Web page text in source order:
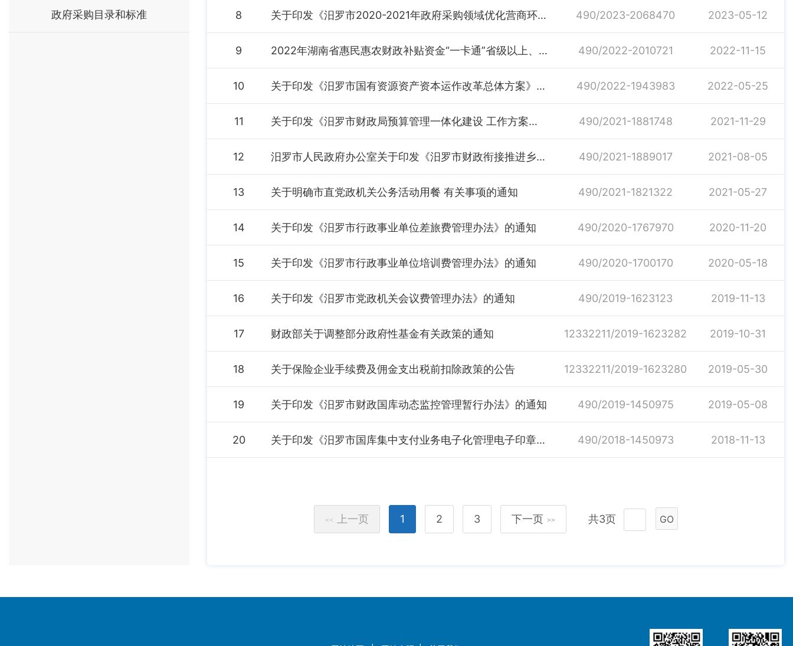
政府采购目录和标准 8 关于印发《汨罗市2020-2021年政府采购领域优化营商环境暨财经秩序专项检查工作方案》的通知 490/2023-2068470 2023-05-12
9 2022年湖南省惠民惠农财政补贴资金“一卡通”省级以上、市州及县市区补贴政策清单 490/2022-2010721 2022-11-15
10 关于印发《汨罗市国有资源资产资本运作改革总体方案》的通知 490/2022-1943983 2022-05-25
11 关于印发《汨罗市财政局预算管理一体化建设 工作方案》的通知 490/2021-1881748 2021-11-29
12 汨罗市人民政府办公室关于印发《汨罗市财政衔接推进乡村振兴补助资金管理实施细则》的通知 490/2021-1889017 2021-08-05
13 关于明确市直党政机关公务活动用餐 有关事项的通知 490/2021-1821322 2021-05-27
14 关于印发《汨罗市行政事业单位差旅费管理办法》的通知 490/2020-1767970 2020-11-20
15 关于印发《汨罗市行政事业单位培训费管理办法》的通知 490/2020-1700170 2020-05-18
16 关于印发《汨罗市党政机关会议费管理办法》的通知 490/2019-1623123 2019-11-13
17 财政部关于调整部分政府性基金有关政策的通知 12332211/2019-1623282 2019-10-31
18 关于保险企业手续费及佣金支出税前扣除政策的公告 12332211/2019-1623280 2019-05-30
19 关于印发《汨罗市财政国库动态监控管理暂行办法》的通知 490/2019-1450975 2019-05-08
20 关于印发《汨罗市国库集中支付业务电子化管理电子印章管理办法》的通知 490/2018-1450973 2018-11-13
<< 上一页 1 2 3 下一页 >> 共3页 GO